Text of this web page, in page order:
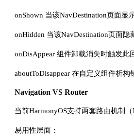
onShown 当该NavDestination页面显
onHidden 当该NavDestination页面隐
onDisAppear 组件卸载消失时触发此
aboutToDisappear 在自定义组件析构
Navigation VS Router
当前HarmonyOS支持两套路由机制
易用性层面：